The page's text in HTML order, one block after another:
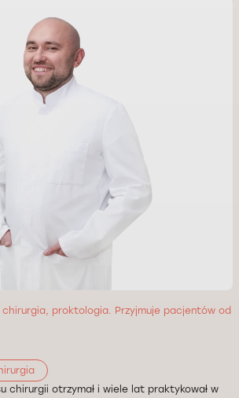
chirurgia, proktologia. Przyjmuje pacjentów od
chirurgii otrzymał i wiele lat praktykował w